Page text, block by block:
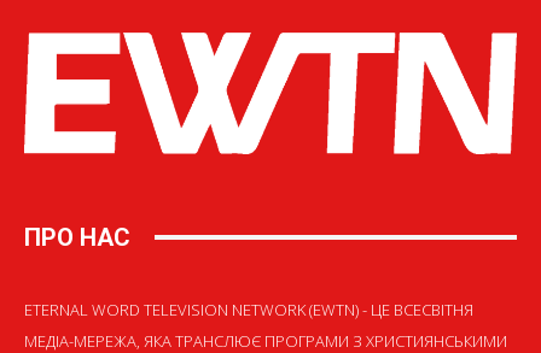
ПРО НАС
ETERNAL WORD TELEVISION NETWORK (EWTN) - ЦЕ ВСЕСВІТНЯ
МЕДІА-МЕРЕЖА, ЯКА ТРАНСЛЮЄ ПРОГРАМИ З ХРИСТИЯНСЬКИМИ